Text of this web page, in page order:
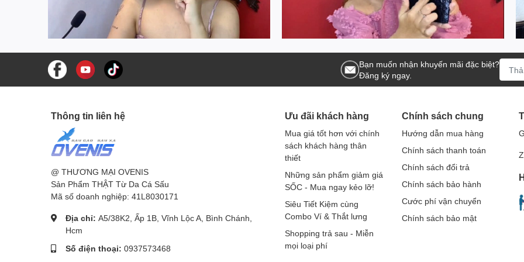
Bạn muốn nhận khuyến mãi đặc biệt?
Đăng ký ngay.
Thông tin liên hệ
@ THƯƠNG MẠI OVENIS
Sản Phẩm THẬT Từ Da Cá Sấu
Mã số doanh nghiệp: 41L8030171
Địa chỉ: A5/38K2, Ấp 1B, Vĩnh Lộc A, Bình Chánh,
Hcm
Số điện thoại: 0937573468
Ưu đãi khách hàng
Mua giá tốt hơn với chính
sách khách hàng thân
thiết
Những sản phẩm giảm giá
SỐC - Mua ngay kẻo lỡ!
Siêu Tiết Kiệm cùng
Combo Ví & Thắt lưng
Shopping trả sau - Miễn
mọi loại phí
Chính sách chung
Hướng dẫn mua hàng
Chính sách thanh toán
Chính sách đổi trả
Chính sách bảo hành
Cước phí vận chuyển
Chính sách bảo mật